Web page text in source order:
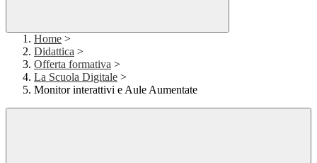
Home >
Didattica >
Offerta formativa >
La Scuola Digitale >
Monitor interattivi e Aule Aumentate